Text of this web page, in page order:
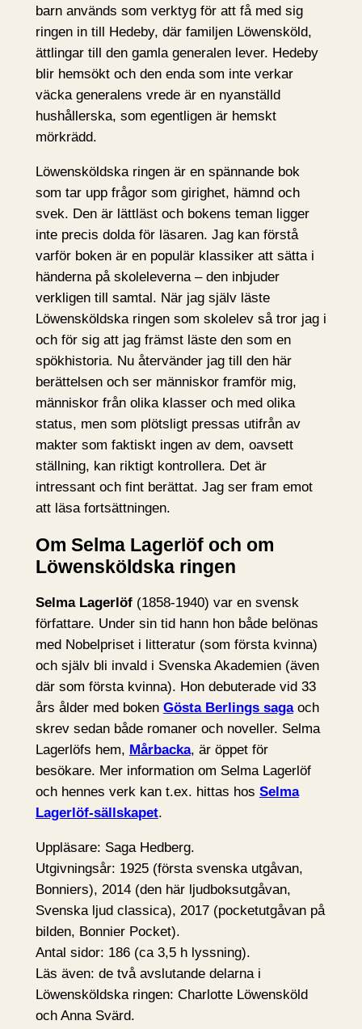
barn används som verktyg för att få med sig
ringen in till Hedeby, där familjen Löwensköld,
ättlingar till den gamla generalen lever. Hedeby
blir hemsökt och den enda som inte verkar
väcka generalens vrede är en nyanställd
hushållerska, som egentligen är hemskt
mörkrädd.
Löwensköldska ringen är en spännande bok
som tar upp frågor som girighet, hämnd och
svek. Den är lättläst och bokens teman ligger
inte precis dolda för läsaren. Jag kan förstå
varför boken är en populär klassiker att sätta i
händerna på skoleleverna – den inbjuder
verkligen till samtal. När jag själv läste
Löwensköldska ringen som skolelev så tror jag i
och för sig att jag främst läste den som en
spökhistoria. Nu återvänder jag till den här
berättelsen och ser människor framför mig,
människor från olika klasser och med olika
status, men som plötsligt pressas utifrån av
makter som faktiskt ingen av dem, oavsett
ställning, kan riktigt kontrollera. Det är
intressant och fint berättat. Jag ser fram emot
att läsa fortsättningen.
Om Selma Lagerlöf och om
Löwensköldska ringen
Selma Lagerlöf(1858-1940) var en svensk
författare. Under sin tid hann hon både belönas
med Nobelpriset i litteratur (som första kvinna)
och själv bli invald i Svenska Akademien (även
där som första kvinna). Hon debuterade vid 33
års ålder med boken Gösta Berlings sagaoch
skrev sedan både romaner och noveller. Selma
Lagerlöfs hem, Mårbacka, är öppet för
besökare. Mer information om Selma Lagerlöf
och hennes verk kan t.ex. hittas hos Selma
Lagerlöf-sällskapet.
Uppläsare: Saga Hedberg.
Utgivningsår: 1925 (första svenska utgåvan,
Bonniers), 2014 (den här ljudboksutgåvan,
Svenska ljud classica), 2017 (pocketutgåvan på
bilden, Bonnier Pocket).
Antal sidor: 186 (ca 3,5 h lyssning).
Läs även: de två avslutande delarna i
Löwensköldska ringen: Charlotte Löwensköld
och Anna Svärd.